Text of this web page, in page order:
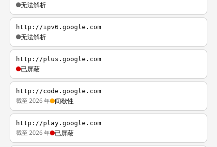
无法解析
http://ipv6.google.com
无法解析
http://plus.google.com
已屏蔽
http://code.google.com
截至 2026 年 间歇性
http://play.google.com
截至 2026 年 已屏蔽